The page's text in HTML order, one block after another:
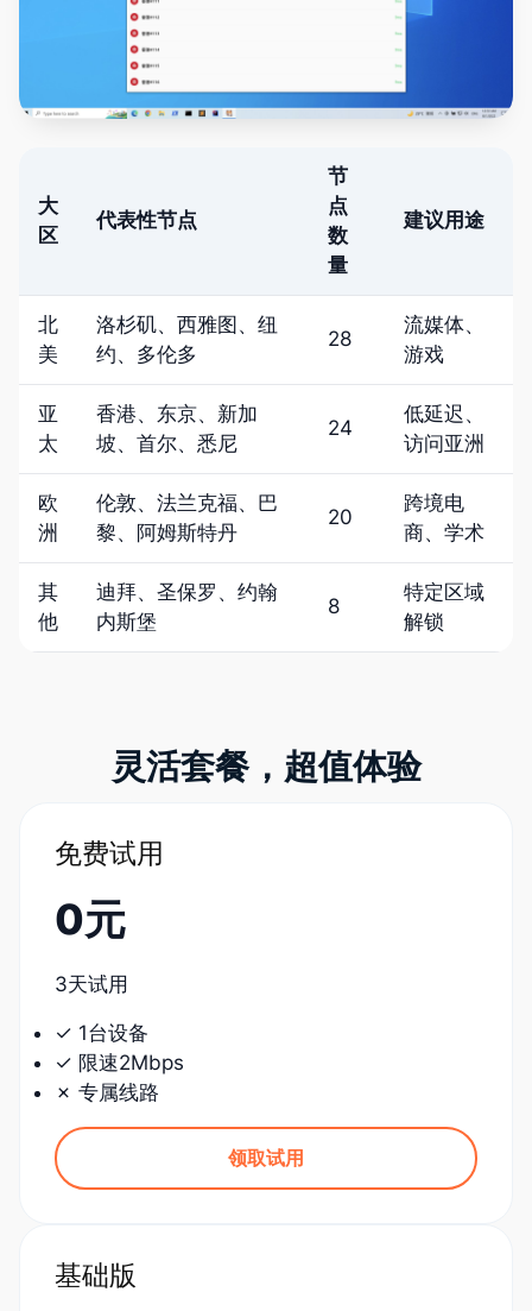
大
区
代表性节点
节
点
数
量
建议用途
北
美
洛杉矶、西雅图、纽
约、多伦多
28
流媒体、
游戏
亚
太
香港、东京、新加
坡、首尔、悉尼
24
低延迟、
访问亚洲
欧
洲
伦敦、法兰克福、巴
黎、阿姆斯特丹
20
跨境电
商、学术
其
他
迪拜、圣保罗、约翰
内斯堡
8
特定区域
解锁
灵活套餐，超值体验
免费试用
0元
3天试用
✓ 1台设备
✓ 限速2Mbps
✗ 专属线路
领取试用
基础版